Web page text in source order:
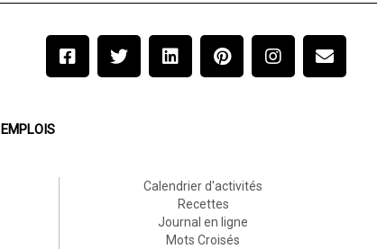
EMPLOIS
Calendrier d'activités
Recettes
Journal en ligne
Mots Croisés